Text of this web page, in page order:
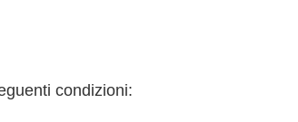
condizioni: